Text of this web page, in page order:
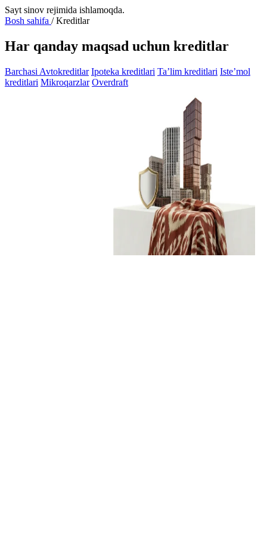
Sayt sinov rejimida ishlamoqda.
Bosh sahifa /Kreditlar
Har qanday maqsad uchun kreditlar
Barchasi Avtokreditlar Ipoteka kreditlari Ta’lim kreditlari Iste’mol
kreditlari Mikroqarzlar Overdraft